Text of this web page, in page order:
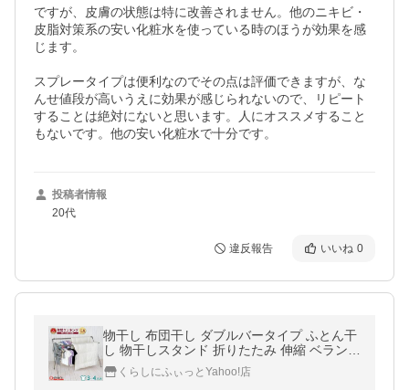
ですが、皮膚の状態は特に改善されません。他のニキビ・
皮脂対策系の安い化粧水を使っている時のほうが効果を感
じます。
スプレータイプは便利なのでその点は評価できますが、な
んせ値段が高いうえに効果が感じられないので、リピート
することは絶対にないと思います。人にオススメすること
もないです。他の安い化粧水で十分です。
投稿者情報
20代
違反報告 いいね 0
物干し 布団干し ダブルバータイプ ふとん干
し 物干しスタンド 折りたたみ 伸縮 ベランダ
屋外物干し 物干 洗濯物干し 室内物干し eka
ns エカンズ
くらしにふぃっとYahoo!店